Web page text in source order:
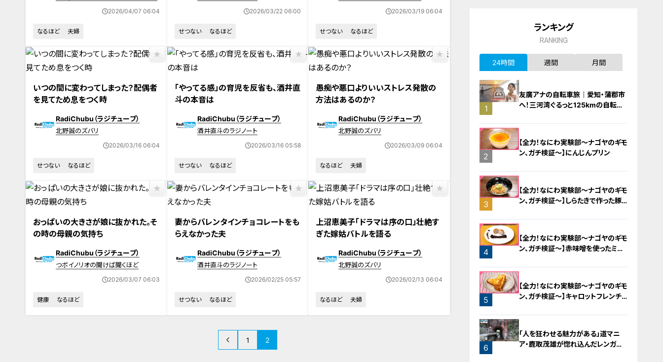
2026/04/07 06:04
なるほど 夫婦
2026/03/22 06:00
せつない なるほど
2026/03/19 06:04
せつない なるほど
いつの間に変わってしまった？配偶者
を見てため息をつく時
RadiChubu（ラジチューブ）
北野誠のズバリ
2026/03/16 06:04
せつない なるほど
「やってる感」の育児を反省も、酒井直
斗の本音は
RadiChubu（ラジチューブ）
酒井直斗のラジノート
2026/03/16 05:58
せつない なるほど
愚痴や悪口よりいいストレス発散の
方法はあるのか？
RadiChubu（ラジチューブ）
北野誠のズバリ
2026/03/09 06:04
なるほど 夫婦
おっぱいの大きさが娘に抜かれた。そ
の時の母親の気持ち
RadiChubu（ラジチューブ）
つボイノリオの聞けば聞くほど
2026/03/07 06:03
健康 なるほど
妻からバレンタインチョコレートをも
らえなかった夫
RadiChubu（ラジチューブ）
酒井直斗のラジノート
2026/02/25 05:57
せつない なるほど
上沼恵美子「ドラマは序の口」壮絶す
ぎた嫁姑バトルを語る
RadiChubu（ラジチューブ）
北野誠のズバリ
2026/02/13 06:04
なるほど 夫婦
1 2
ランキング
RANKING
24時間 週間 月間
1
友廣アナの自転車旅｜愛知・蒲郡市
へ！三河湾ぐるっと125kmの自転車
2
【全力！なにわ実験部～ナゴヤのギモ
ン、ガチ検証～】にんじんプリン
3
【全力！なにわ実験部～ナゴヤのギモ
ン、ガチ検証～】しらたきで作った豚
4
【全力！なにわ実験部～ナゴヤのギモ
ン、ガチ検証～】赤味噌を使ったミル
5
【全力！なにわ実験部～ナゴヤのギモ
ン、ガチ検証～】キャロットフレンチ
6
「人を狂わせる魅力がある」道マニ
ア・鹿取茂雄が惚れ込んだレンガの